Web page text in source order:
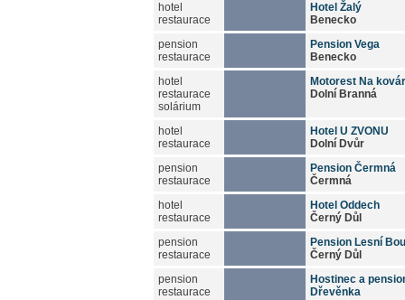
hotel
restaurace
Hotel Žalý
Benecko
pension
restaurace
Pension Vega
Benecko
hotel
restaurace
solárium
Motorest Na
Dolní Branná
hotel
restaurace
Hotel U ZVONU
Dolní Dvůr
pension
restaurace
Pension Čermná
Čermná
hotel
restaurace
Hotel Oddech
Černý Důl
pension
restaurace
Pension Lesní
Černý Důl
pension
restaurace
Hostinec a
Dřevěnka